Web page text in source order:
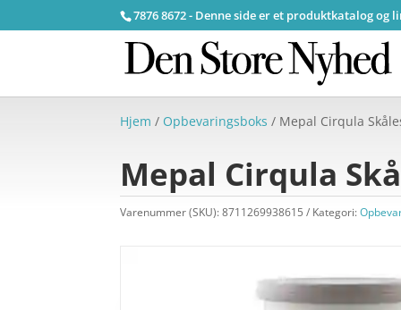
7876 8672 - Denne side er et produktkatalog
Hjem / Opbevaringsboks / Mepal Cirqula
Mepal Cirqula
Varenummer (SKU):8711269938615 Kategori: